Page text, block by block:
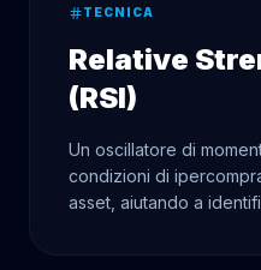
TECNICA
Relative
(RSI)
Un oscillatore di
condizioni di
asset, aiutando a